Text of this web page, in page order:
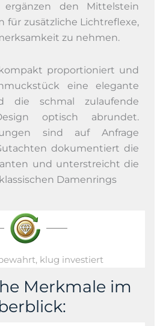
ergänzen den Mittelstein
für zusätzliche Lichtreflexe,
zu nehmen.
proportioniert und
eine elegante
die schmal zulaufende
optisch abrundet.
sind auf Anfrage
dokumentiert die
und unterstreicht die
Damenrings
klug investiert
Merkmale im